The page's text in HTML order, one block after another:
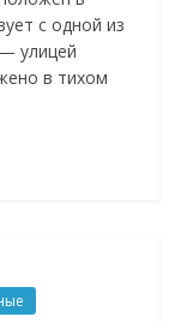
с одной из
улицей
в тихом